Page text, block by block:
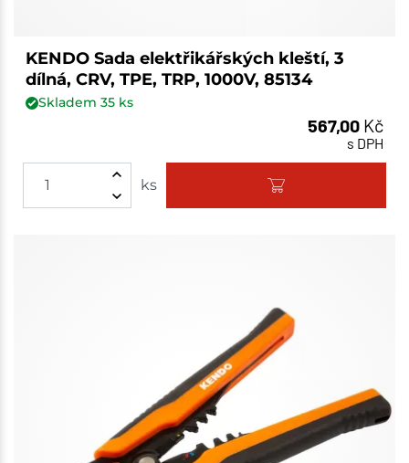
KENDO Sada elektřikářských kleští, 3
dílná, CRV, TPE, TRP, 1000V, 85134
Skladem 35ks
567,00 Kč
s DPH
ks